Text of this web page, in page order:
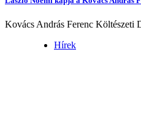
Kovács András Ferenc Költészeti
Hírek